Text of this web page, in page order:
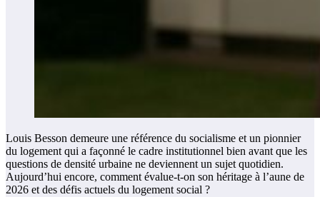
Louis Besson demeure une référence du socialisme et un pionnier
du logement qui a façonné le cadre institutionnel bien avant que les
questions de densité urbaine ne deviennent un sujet quotidien.
Aujourd’hui encore, comment évalue-t-on son héritage à l’aune de
2026 et des défis actuels du logement social ?